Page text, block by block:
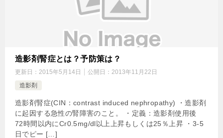
造影剤腎症とは？予防策は？
更新日： 2015年5月14日 公開日： 2013年11月22日
造影剤
造影剤腎症(CIN：contrast induced nephropathy) ・造影剤
に起因する急性の腎障害のこと。 ・定義：造影剤使用後
72時間以内にCr0.5mg/dl以上上昇もしくは25％上昇 ・3-5
日でピー […]